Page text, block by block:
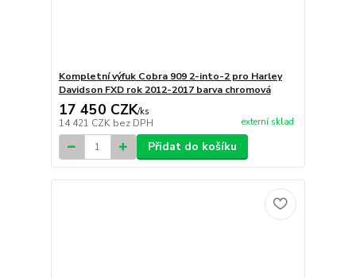
Kompletní výfuk Cobra 909 2-into-2 pro Harley
Davidson FXD rok 2012-2017 barva chromová
17 450 CZK/ks
14 421 CZK bez DPH externí sklad
Přidat do košíku